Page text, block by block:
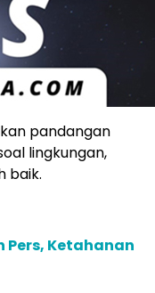
pandangan
lingkungan,
baik.
Pers, Ketahanan